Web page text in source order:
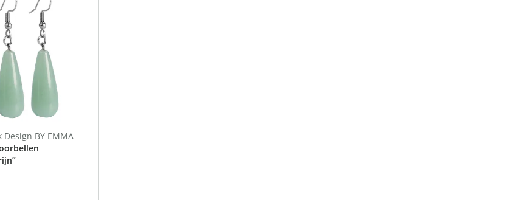
Design BY EMMA